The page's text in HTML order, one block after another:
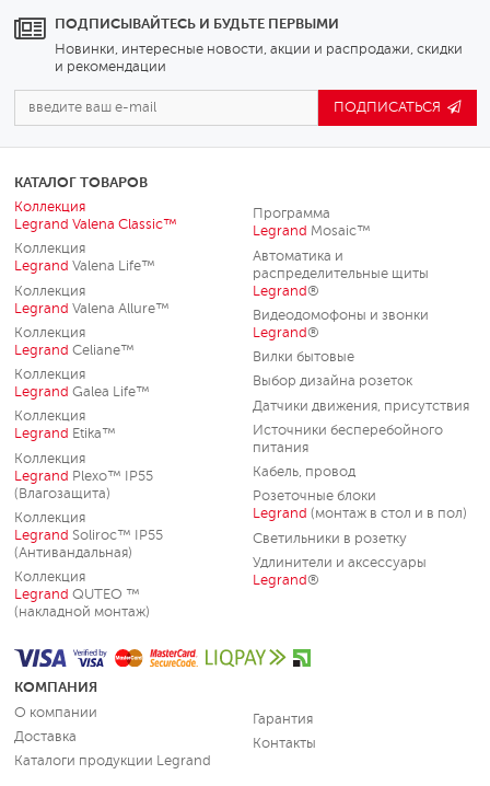
ПОДПИСЫВАЙТЕСЬ И БУДЬТЕ ПЕРВЫМИ
Новинки, интересные новости, акции и распродажи, скидки
и рекомендации
ПОДПИСАТЬСЯ
КОМПАНИЯ
О компании
Доставка
Каталоги продукции Legrand
Гарантия
Контакты
КАТАЛОГ ТОВАРОВ
Коллекция
Legrand Valena Classic™
Коллекция
Legrand Valena Life™
Коллекция
Legrand Valena Allure™
Коллекция
Legrand Celiane™
Коллекция
Legrand Galea Life™
Коллекция
Legrand Etika™
Коллекция
Legrand Plexo™ IP55
(Влагозащита)
Коллекция
Legrand Soliroc™ IP55
(Антивандальная)
Коллекция
Legrand QUTEO ™
(накладной монтаж)
Программа
Legrand Mosaic™
Автоматика и
распределительные щиты
Legrand®
Видеодомофоны и звонки
Legrand®
Вилки бытовые
Выбор дизайна розеток
Датчики движения, присутствия
Источники бесперебойного
питания
Кабель, провод
Розеточные блоки
Legrand (монтаж в стол и в пол)
Светильники в розетку
Удлинители и аксессуары
Legrand®